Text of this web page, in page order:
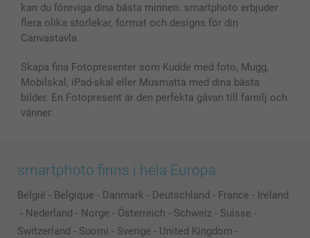
Presentkort
Alla fotoprodukter
kan du föreviga dina bästa minnen. smartphoto erbjuder
flera olika storlekar, format och designs för din
Canvastavla.
Skapa fina Fotopresenter som Kudde med foto, Mugg,
Mobilskal, iPad-skal eller Musmatta med dina bästa
bilder. En Fotopresent är den perfekta gåvan till familj och
vänner.
smartphoto finns i hela Europa
België - Belgique - Danmark - Deutschland - France - Ireland
- Nederland - Norge - Österreich - Schweiz - Suisse -
Switzerland - Suomi - Sverige - United Kingdom -